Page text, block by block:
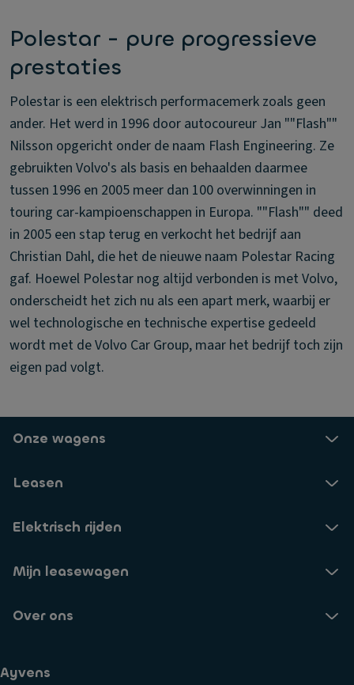
Polestar - pure progressieve
prestaties
Polestar is een elektrisch performacemerk zoals geen
ander. Het werd in 1996 door autocoureur Jan ""Flash""
Nilsson opgericht onder de naam Flash Engineering. Ze
gebruikten Volvo's als basis en behaalden daarmee
tussen 1996 en 2005 meer dan 100 overwinningen in
touring car-kampioenschappen in Europa. ""Flash"" deed
in 2005 een stap terug en verkocht het bedrijf aan
Christian Dahl, die het de nieuwe naam Polestar Racing
gaf. Hoewel Polestar nog altijd verbonden is met Volvo,
onderscheidt het zich nu als een apart merk, waarbij er
wel technologische en technische expertise gedeeld
wordt met de Volvo Car Group, maar het bedrijf toch zijn
eigen pad volgt.
Onze wagens
Leasen
Elektrisch rijden
Mijn leasewagen
Over ons
Ayvens